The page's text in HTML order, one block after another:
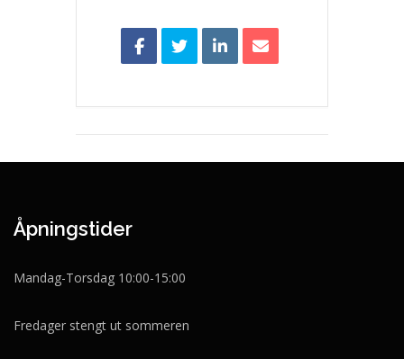
Åpningstider
Mandag-Torsdag 10:00-15:00
Fredager stengt ut sommeren